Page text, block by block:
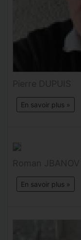
Pierre DUPUIS
En savoir plus »
Roman JBANOV
En savoir plus »